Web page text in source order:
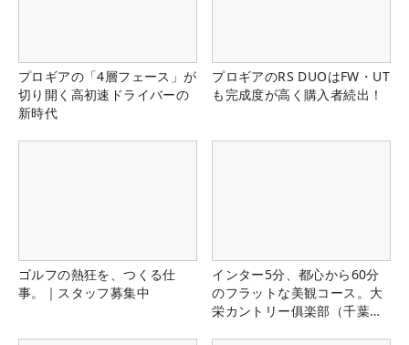
プロギアの「4層フェース」が
切り開く高初速ドライバーの
新時代
プロギアのRS DUOはFW・UT
も完成度が高く購入者続出！
ゴルフの熱狂を、つくる仕
事。｜スタッフ募集中
インター5分、都心から60分
のフラットな美観コース。大
栄カントリー俱楽部（千葉